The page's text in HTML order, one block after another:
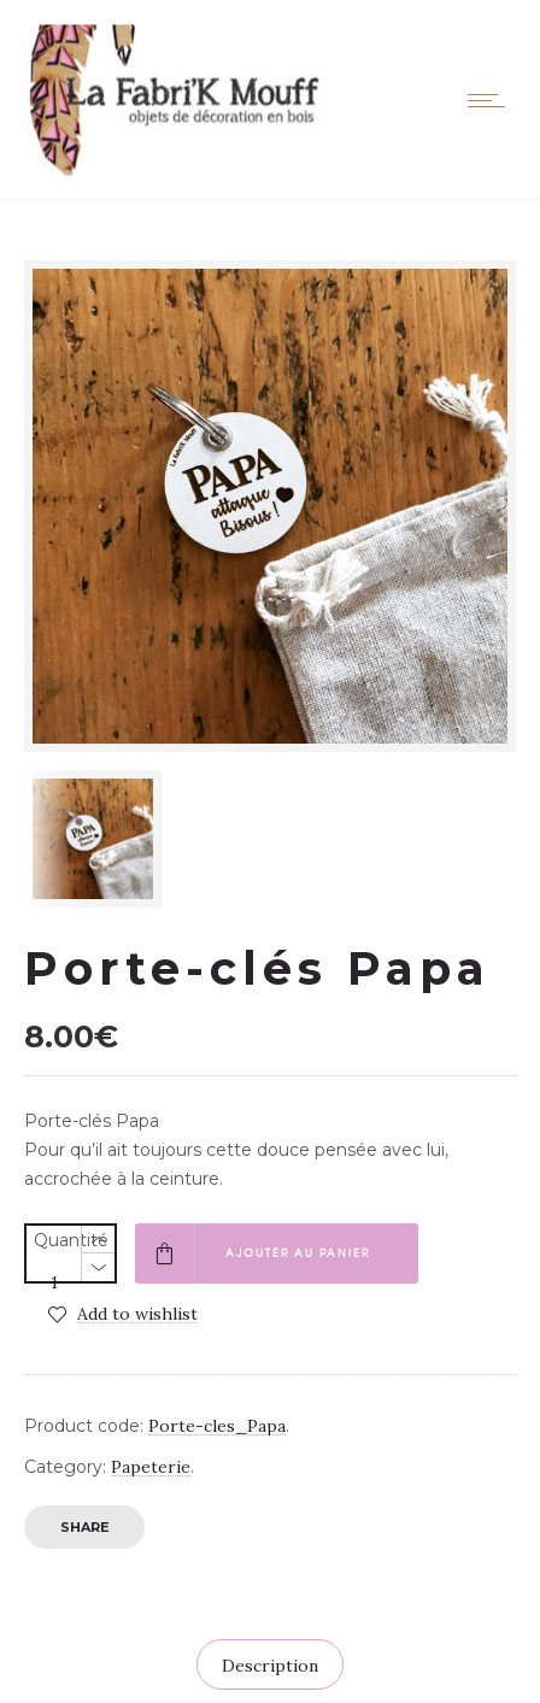
Porte-clés Papa
8.00€
Porte-clés Papa
Pour qu’il ait toujours cette douce pensée avec lui,
accrochée à la ceinture.
Quantité
AJOUTER AU PANIER
Add to wishlist
Product code: Porte-cles_Papa.
Category: Papeterie.
SHARE
Description